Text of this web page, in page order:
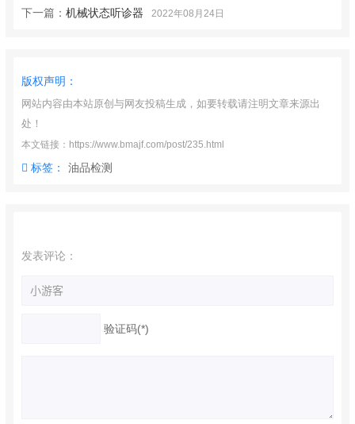
下一篇： 机械状态听诊器 2022年08月24日
版权声明：
网站内容由本站原创与网友投稿生成，如要转载请注明文章来源出
处！
本文链接：https://www.bmajf.com/post/235.html
标签： 油品检测
发表评论：
验证码(*)